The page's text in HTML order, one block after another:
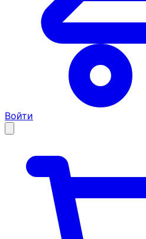
Войти